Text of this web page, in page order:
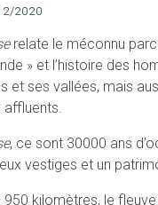
2020
relate le méconnu
» et l’histoire des
et ses vallées, mais
, ce sont 30000 ans
vestiges et un
950 kilomètres, le